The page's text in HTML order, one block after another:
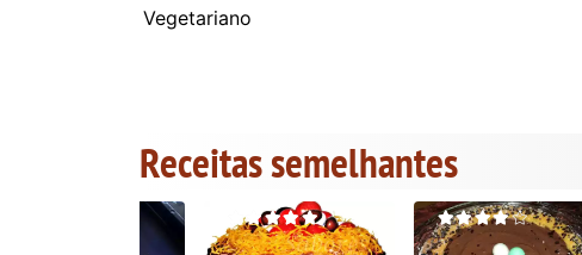
Vegetariano
Receitas semelhantes